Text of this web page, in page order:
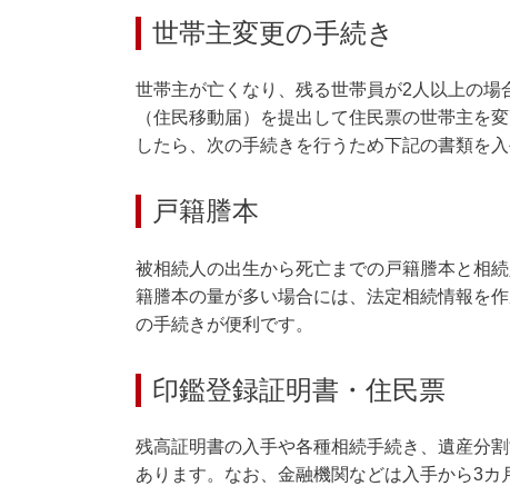
世帯主変更の手続き
世帯主が亡くなり、残る世帯員が2人以上の
（住民移動届）を提出して住民票の世帯主を
したら、次の手続きを行うため下記の書類を入
戸籍謄本
被相続人の出生から死亡までの戸籍謄本と相
籍謄本の量が多い場合には、法定相続情報を
の手続きが便利です。
印鑑登録証明書・住民票
残高証明書の入手や各種相続手続き、遺産分
あります。なお、金融機関などは入手から3